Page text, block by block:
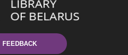
FEEDBACK